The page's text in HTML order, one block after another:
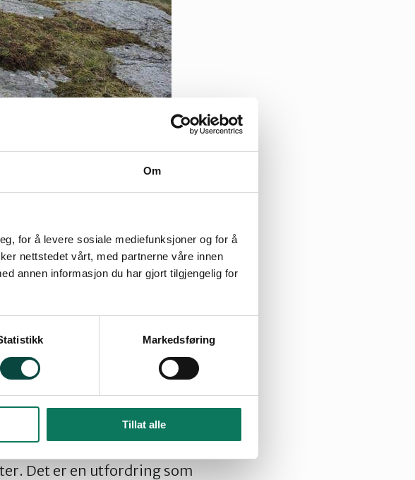
Om
for å levere sosiale mediefunksjoner og for å
nettstedet vårt, med partnerne våre innen
annen informasjon du har gjort tilgjengelig for
Markedsføring
Tillat alle
neste fem årene, mener
Det er en utfordring som